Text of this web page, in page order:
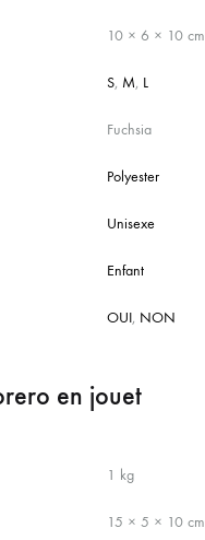
10 × 6 × 10 cm
S, M, L
Fuchsia
Polyester
Unisexe
Enfant
OUI, NON
en jouet
1 kg
15 × 5 × 10 cm